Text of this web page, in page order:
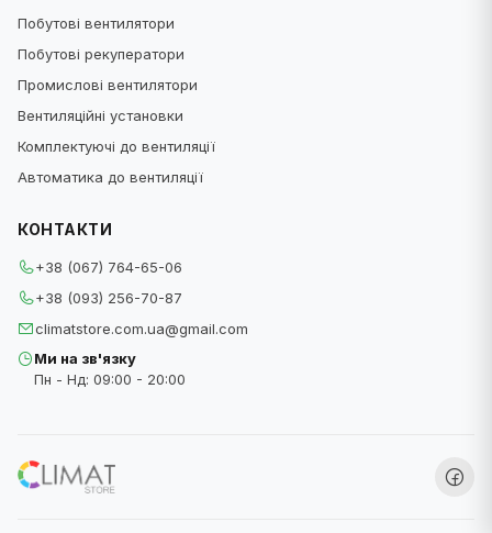
Побутові вентилятори
Побутові рекуператори
Промислові вентилятори
Вентиляційні установки
Комплектуючі до вентиляції
Автоматика до вентиляції
КОНТАКТИ
+38 (067) 764-65-06
+38 (093) 256-70-87
climatstore.com.ua@gmail.com
Ми на зв'язку
Пн - Нд: 09:00 - 20:00